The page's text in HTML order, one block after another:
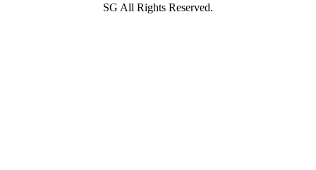
SG All Rights Reserved.